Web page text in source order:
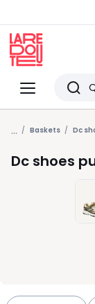
Menu
Redoute
vus
... Baskets Dc
Dc shoes